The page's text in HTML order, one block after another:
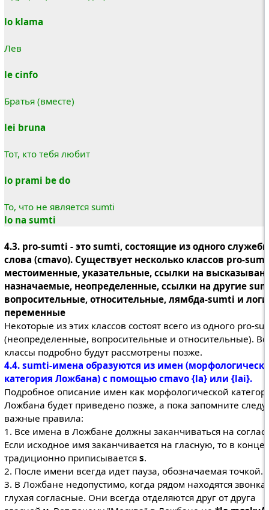
lo klama
Лев
le cinfo
Братья (вместе)
lei bruna
Тот, кто тебя любит
lo prami be do
То, что не является sumti
lo na sumti
4.3. pro-sumti - это sumti, состоящие из одного
слова (cmavo). Существует несколько классов pro-
местоименные, указательные, ссылки на
назначаемые, неопределенные, ссылки на другие
вопросительные, относительные, лямбда-sumti и
переменные
Некоторые из этих классов состоят всего из одного pro-
(неопределенные, вопросительные и относительные).
классы подробно будут рассмотрены позже.
4.4. sumti-имена образуются из имен
категория Ложбана) с помощью cmavo {la} или {lai}.
Подробное описание имен как морфологической
Ложбана будет приведено позже, а пока запомните
важные правила:
1. Все имена в Ложбане должны заканчиваться на
Если исходное имя заканчивается на гласную, то в конце
традиционно приписывается s.
2. После имени всегда идет пауза, обозначаемая точкой.
3. В Ложбане недопустимо, когда рядом находятся
глухая согласные. Они всегда отделяются друг от друга